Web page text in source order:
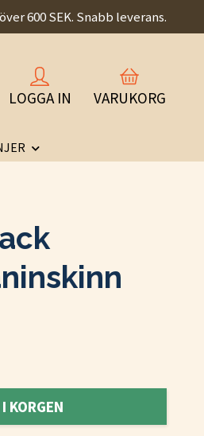
600 SEK. Snabb leverans.
LOGGA IN VARUKORG
KORGEN